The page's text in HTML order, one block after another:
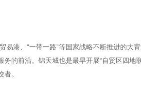
港、“一带一路”等国家战略不断推进的大
的前沿。锦天城也是最早开展“自贸区四地
。